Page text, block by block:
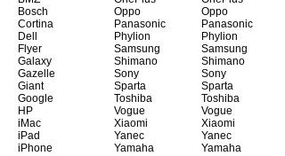
Bosch
Cortina
Dell
Flyer
Galaxy
Gazelle
Giant
Google
HP
iMac
iPad
iPhone
Oppo
Panasonic
Phylion
Samsung
Shimano
Sony
Sparta
Toshiba
Vogue
Xiaomi
Yanec
Yamaha
Oppo
Panasonic
Phylion
Samsung
Shimano
Sony
Sparta
Toshiba
Vogue
Xiaomi
Yanec
Yamaha